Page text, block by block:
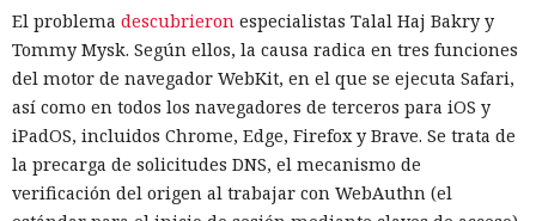
El problema descubrieron especialistas Talal Haj Bakry y
Tommy Mysk. Según ellos, la causa radica en tres funciones
del motor de navegador WebKit, en el que se ejecuta Safari,
así como en todos los navegadores de terceros para iOS y
iPadOS, incluidos Chrome, Edge, Firefox y Brave. Se trata de
la precarga de solicitudes DNS, el mecanismo de
verificación del origen al trabajar con WebAuthn (el